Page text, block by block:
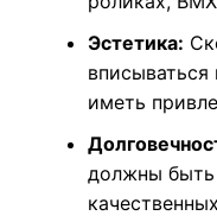
Эстетика:
иметь
должны быть